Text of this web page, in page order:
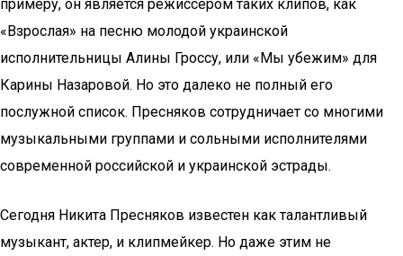
примеру, он является режиссером таких клипов, как
«Взрослая» на песню молодой украинской
исполнительницы Алины Гроссу, или «Мы убежим» для
Карины Назаровой. Но это далеко не полный его
послужной список. Пресняков сотрудничает со многими
музыкальными группами и сольными исполнителями
современной российской и украинской эстрады.
Сегодня Никита Пресняков известен как талантливый
музыкант, актер, и клипмейкер. Но даже этим не